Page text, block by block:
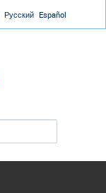
Русский Español